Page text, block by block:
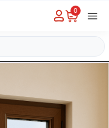
0